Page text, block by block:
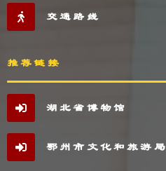
交通路线
推荐链接
湖北省博物馆
鄂州市文化和旅游局